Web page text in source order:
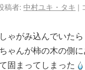
稿者: 中村ユキ・タキ |
ゃがみ込んでいた
ゃんが柿の木の側
固まってしまった